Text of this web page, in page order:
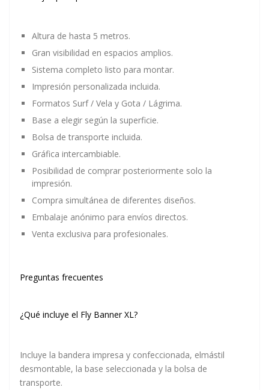
Altura de hasta 5 metros.
Gran visibilidad en espacios amplios.
Sistema completo listo para montar.
Impresión personalizada incluida.
Formatos Surf / Vela y Gota / Lágrima.
Base a elegir según la superficie.
Bolsa de transporte incluida.
Gráfica intercambiable.
Posibilidad de comprar posteriormente solo la
impresión.
Compra simultánea de diferentes diseños.
Embalaje anónimo para envíos directos.
Venta exclusiva para profesionales.
Preguntas frecuentes
¿Qué incluye el Fly Banner XL?
Incluye la bandera impresa y confeccionada, elmástil
desmontable, la base seleccionada y la bolsa de
transporte.